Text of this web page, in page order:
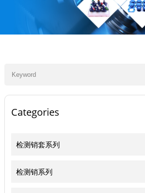
Categories
检测销套系列
检测销系列